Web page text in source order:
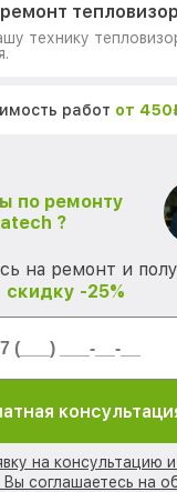
технику
работ от
по ремонту
?
на ремонт и
скидку -25%
на консультацию
Вы соглашаетесь на